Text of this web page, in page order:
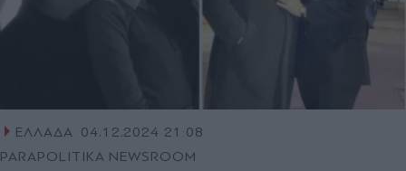
ΕΛΛΑΔΑ 04.12.2024 21:08
PARAPOLITIKA NEWSROOM